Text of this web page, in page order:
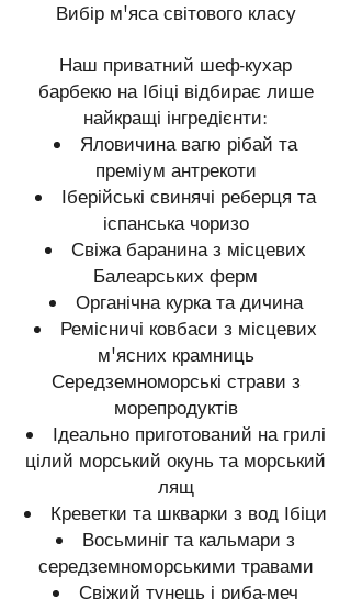
Вибір м'яса світового класу
Наш приватний шеф-кухар
барбекю на Ібіці відбирає лише
найкращі інгредієнти:
Яловичина вагю рібай та
преміум антрекоти
Іберійські свинячі реберця та
іспанська чоризо
Свіжа баранина з місцевих
Балеарських ферм
Органічна курка та дичина
Ремісничі ковбаси з місцевих
м'ясних крамниць
Середземноморські страви з
морепродуктів
Ідеально приготований на грилі
цілий морський окунь та морський
лящ
Креветки та шкварки з вод Ібіци
Восьминіг та кальмари з
середземноморськими травами
Свіжий тунець і риба-меч